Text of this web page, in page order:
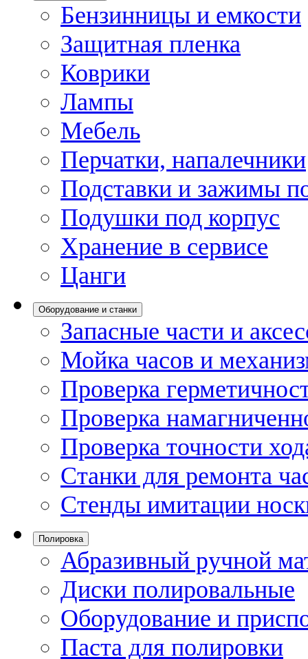
Бензинницы и емкости
Защитная пленка
Коврики
Лампы
Мебель
Перчатки, напалечники
Подставки и зажимы
Подушки под корпус
Хранение в сервисе
Цанги
Оборудование и станки
Запасные части и
Мойка часов и
Проверка
Проверка
Проверка точности
Станки для ремонта
Стенды имитации
Полировка
Абразивный ручной
Диски полировальные
Оборудование и
Паста для полировки